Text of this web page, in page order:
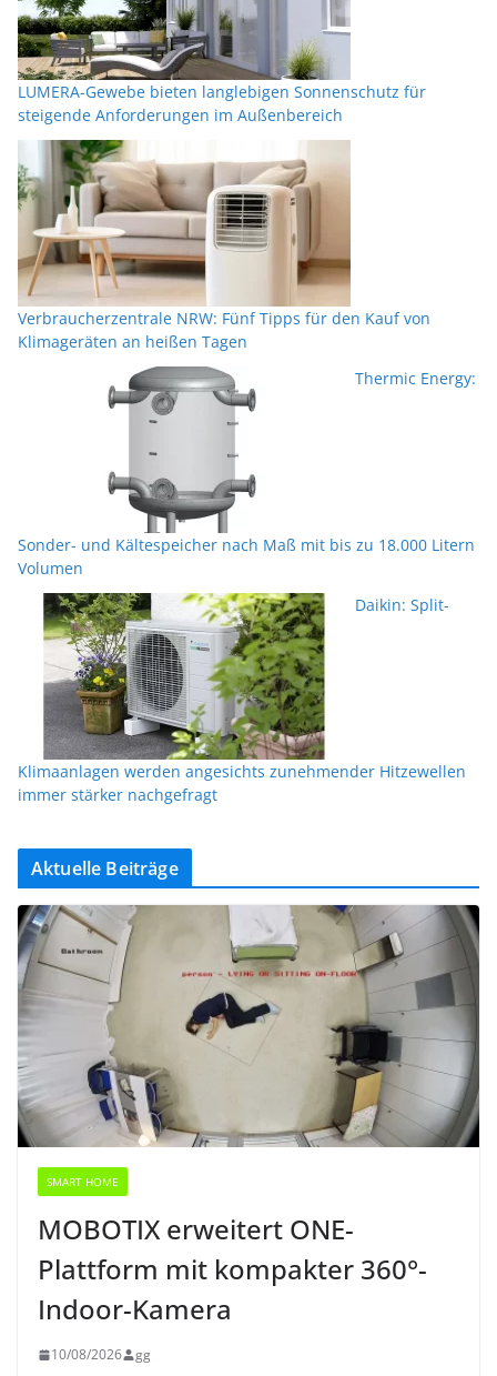
LUMERA-Gewebe bieten langlebigen Sonnenschutz für
steigende Anforderungen im Außenbereich
Verbraucherzentrale NRW: Fünf Tipps für den Kauf von
Klimageräten an heißen Tagen
Thermic Energy:
Sonder- und Kältespeicher nach Maß mit bis zu 18.000 Litern
Volumen
Daikin: Split-
Klimaanlagen werden angesichts zunehmender Hitzewellen
immer stärker nachgefragt
Aktuelle Beiträge
SMART HOME
MOBOTIX erweitert ONE-
Plattform mit kompakter 360°-
Indoor-Kamera
10/08/2026 gg